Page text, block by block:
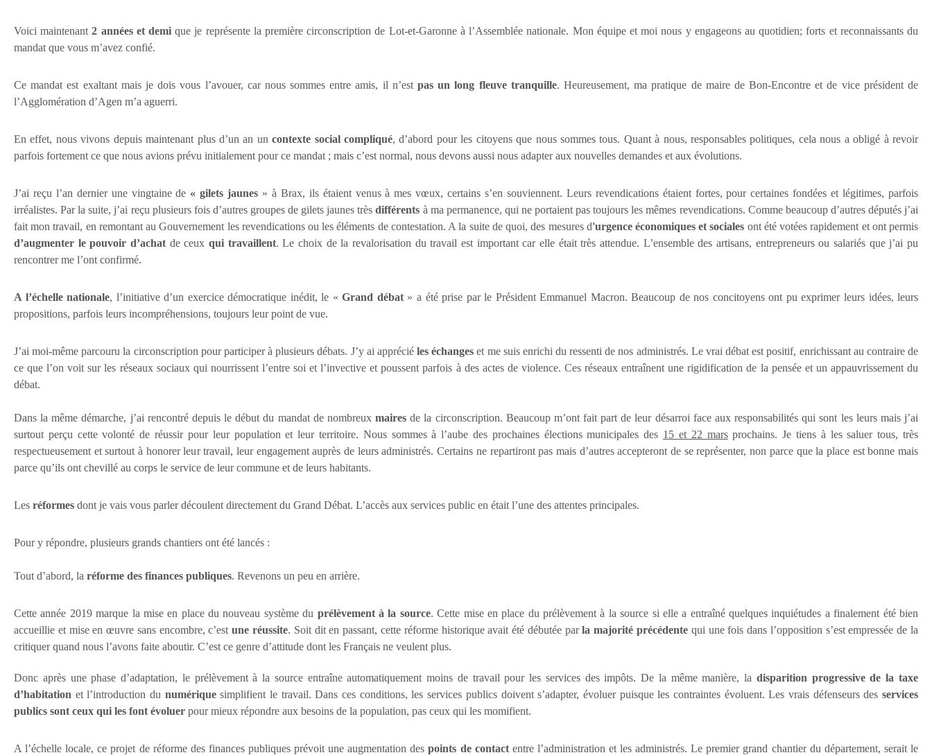
Voici maintenant2 années et demi que je représente la première circonscription de Lot-et-Garonne à l’Assemblée nationale. Mon équipe et moi nous y engageons au quotidien; forts et reconnaissants du
mandat que vous m’avez confié.
Ce mandat est exaltant mais je dois vous l’avouer, car nous sommes entre amis, il n’est pas un long fleuve tranquille. Heureusement, ma pratique de maire de Bon-Encontre et de vice président de
l’Agglomération d’Agen m’a aguerri.
En effet, nous vivons depuis maintenant plus d’un an uncontexte social compliqué, d’abord pour les citoyens que nous sommes tous. Quant à nous, responsables politiques, cela nous a obligé à revoir
parfois fortement ce que nous avions prévu initialement pour ce mandat ; mais c’est normal, nous devons aussi nous adapter aux nouvelles demandes et aux évolutions.
J’ai reçu l’an dernier une vingtaine de « gilets jaunes » à Brax, ils étaient venus à mes vœux, certains s’en souviennent. Leurs revendications étaient fortes, pour certaines fondées et légitimes, parfois
irréalistes. Par la suite, j’ai reçu plusieurs fois d’autres groupes de gilets jaunes trèsdifférents à ma permanence, qui ne portaient pas toujours les mêmes revendications. Comme beaucoup d’autres députés j’ai
fait mon travail, en remontant au Gouvernement les revendications ou les éléments de contestation. A la suite de quoi, des mesures d'urgence économiques et sociales ont été votées rapidement et ont permis
d’augmenter le pouvoir d’achat de ceux qui travaillent. Le choix de la revalorisation du travail est important car elle était très attendue. L’ensemble des artisans, entrepreneurs ou salariés que j’ai pu
rencontrer me l’ont confirmé.
A l’échelle nationale, l’initiative d’un exercice démocratique inédit, le «Grand débat» a été prise par le Président Emmanuel Macron. Beaucoup de nos concitoyens ont pu exprimer leurs idées, leurs
propositions, parfois leurs incompréhensions, toujours leur point de vue.
J’ai moi-même parcouru la circonscription pour participer à plusieurs débats. J’y ai appréciéles échanges et me suis enrichi du ressenti de nos administrés. Le vrai débat est positif, enrichissant au contraire de
ce que l’on voit sur les réseaux sociaux qui nourrissent l’entre soi et l’invective et poussent parfois à des actes de violence. Ces réseaux entraînent une rigidification de la pensée et un appauvrissement du
débat.
Dans la même démarche, j’ai rencontré depuis le début du mandat de nombreuxmaires de la circonscription. Beaucoup m’ont fait part de leur désarroi face aux responsabilités qui sont les leurs mais j’ai
surtout perçu cette volonté de réussir pour leur population et leur territoire. Nous sommes à l’aube des prochaines élections municipales des 15 et 22 marsprochains. Je tiens à les saluer tous, très
respectueusement et surtout à honorer leur travail, leur engagement auprès de leurs administrés. Certains ne repartiront pas mais d’autres accepteront de se représenter, non parce que la place est bonne mais
parce qu’ils ont chevillé au corps le service de leur commune et de leurs habitants.
Les réformes dont je vais vous parler découlent directement du Grand Débat. L’accès aux services public en était l’une des attentes principales.
Pour y répondre, plusieurs grands chantiers ont été lancés :
Tout d’abord, la réforme des finances publiques. Revenons un peu en arrière.
Cette année 2019 marque la mise en place du nouveau système du prélèvement à la source. Cette mise en place du prélèvement à la source si elle a entraîné quelques inquiétudes a finalement été bien
accueillie et mise en œuvre sans encombre, c’estune réussite. Soit dit en passant, cette réforme historique avait été débutée parla majorité précédente qui une fois dans l’opposition s’est empressée de la
critiquer quand nous l’avons faite aboutir. C’est ce genre d’attitude dont les Français ne veulent plus.
Donc après une phase d’adaptation, le prélèvement à la source entraîne automatiquement moins de travail pour les services des impôts. De la même manière, la disparition progressive de la taxe
d’habitation et l’introduction du numériquesimplifient le travail. Dans ces conditions, les services publics doivent s’adapter, évoluer puisque les contraintes évoluent. Les vrais défenseurs desservices
publics sont ceux qui les font évoluer pour mieux répondre aux besoins de la population, pas ceux qui les momifient.
A l’échelle locale, ce projet de réforme des finances publiques prévoit une augmentation despoints de contactentre l’administration et les administrés. Le premier grand chantier du département, serait le